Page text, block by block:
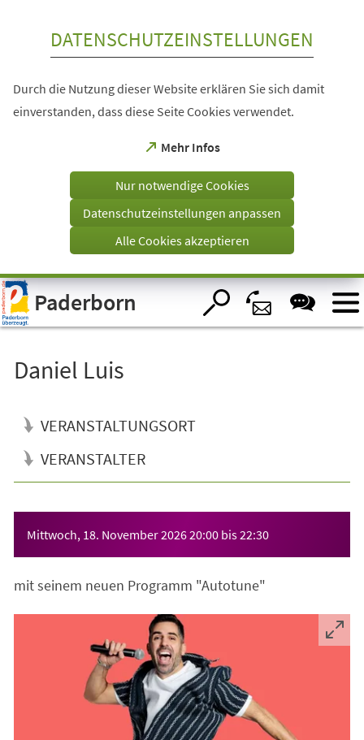
Visuelle
Assistenzsoftware
öffnen.
DATENSCHUTZEINSTELLUNGEN
Durch die Nutzung dieser Website erklären Sie sich damit
einverstanden, dass diese Seite Cookies verwendet.
Mehr Infos
(Öffnet
einem
Tab)
Nur notwendige Cookies
Datenschutzeinstellungen anpassen
Alle Cookies akzeptieren
Paderborn
Daniel Luis
VERANSTALTUNGSORT
VERANSTALTER
Mittwoch, 18. November 202620:00 bis22:30
mit seinem neuen Programm "Autotune"